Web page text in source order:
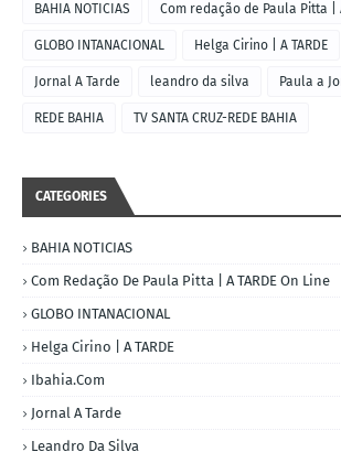
BAHIA NOTICIAS Com redação de Paula Pitta |
GLOBO INTANACIONAL Helga Cirino | A TARDE
Jornal A Tarde leandro da silva Paula a
REDE BAHIA TV SANTA CRUZ-REDE BAHIA
CATEGORIES
BAHIA NOTICIAS
Com Redação De Paula Pitta | A TARDE On Line
GLOBO INTANACIONAL
Helga Cirino | A TARDE
Ibahia.com
Jornal A Tarde
Leandro Da Silva